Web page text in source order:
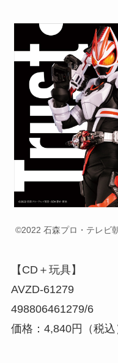
©2022 石森プロ・テレビ
【CD＋玩具】
AVZD-61279
498806461279/6
価格：4,840円（税込